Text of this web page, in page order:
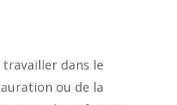
dans le
ou de la